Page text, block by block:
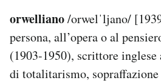
orwelliano/orwelˈljano/
persona, all’opera o al
(1903-1950), scrittore inglese
di totalitarismo,